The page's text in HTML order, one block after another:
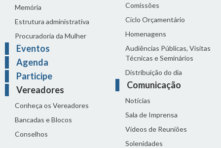
Memória
Estrutura administrativa
Procuradoria da Mulher
Eventos
Agenda
Participe
Vereadores
Conheça os Vereadores
Bancadas e Blocos
Conselhos
Comissões
Ciclo Orçamentário
Homenagens
Audiências Públicas, Visitas
Técnicas e Seminários
Distribuição do dia
Comunicação
Notícias
Sala de Imprensa
Vídeos de Reuniões
Solenidades